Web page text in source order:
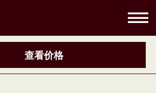
查看价格